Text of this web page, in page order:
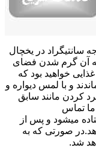
دمای مناسب بالای صفر تا ۴ درجه سانتیگراد در یخچال
آن گرم شدن فضای
خواهید بود که
و با لمس دیواره و
کردن مانند سابق
ما تماس
میشود و پس از
صورتی که به
شد.